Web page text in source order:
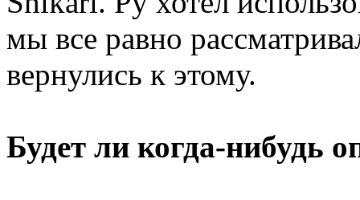
мы все равно
вернулись к этому.
Будет ли когда-нибудь